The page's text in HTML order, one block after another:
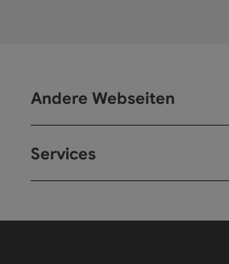
Andere Webseiten
Services